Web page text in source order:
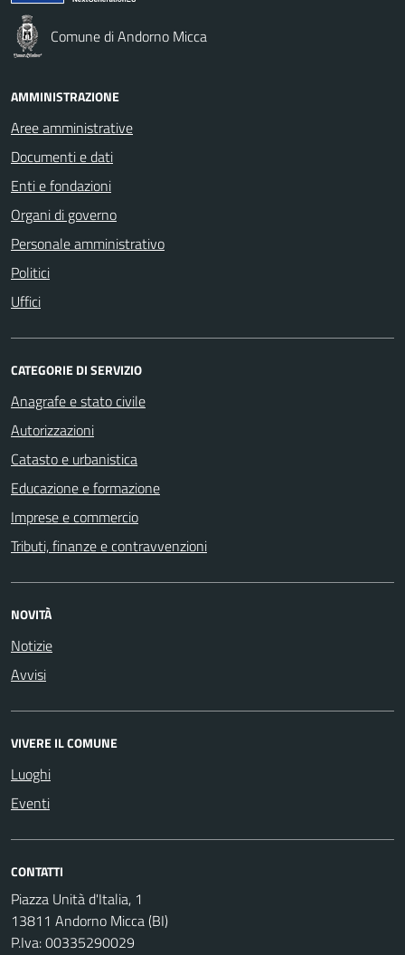
Comune di Andorno Micca
AMMINISTRAZIONE
Aree amministrative
Documenti e dati
Enti e fondazioni
Organi di governo
Personale amministrativo
Politici
Uffici
CATEGORIE DI SERVIZIO
Anagrafe e stato civile
Autorizzazioni
Catasto e urbanistica
Educazione e formazione
Imprese e commercio
Tributi, finanze e contravvenzioni
NOVITÀ
Notizie
Avvisi
VIVERE IL COMUNE
Luoghi
Eventi
CONTATTI
Piazza Unità d'Italia, 1
13811 Andorno Micca (BI)
P.Iva: 00335290029